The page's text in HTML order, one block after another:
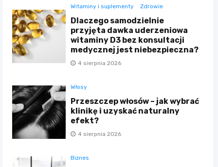
Witaminy i suplementy Zdrowie
Dlaczego samodzielnie
przyjęta dawka uderzeniowa
witaminy D3 bez konsultacji
medycznej jest niebezpieczna?
4 sierpnia 2026
Włosy
Przeszczep włosów – jak wybrać
klinikę i uzyskać naturalny
efekt?
4 sierpnia 2026
Biznes